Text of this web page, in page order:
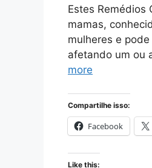
Estes Remédios
mamas,
mulheres e
afetando um ou
more
Compartilhe isso:
Facebook
Like this: